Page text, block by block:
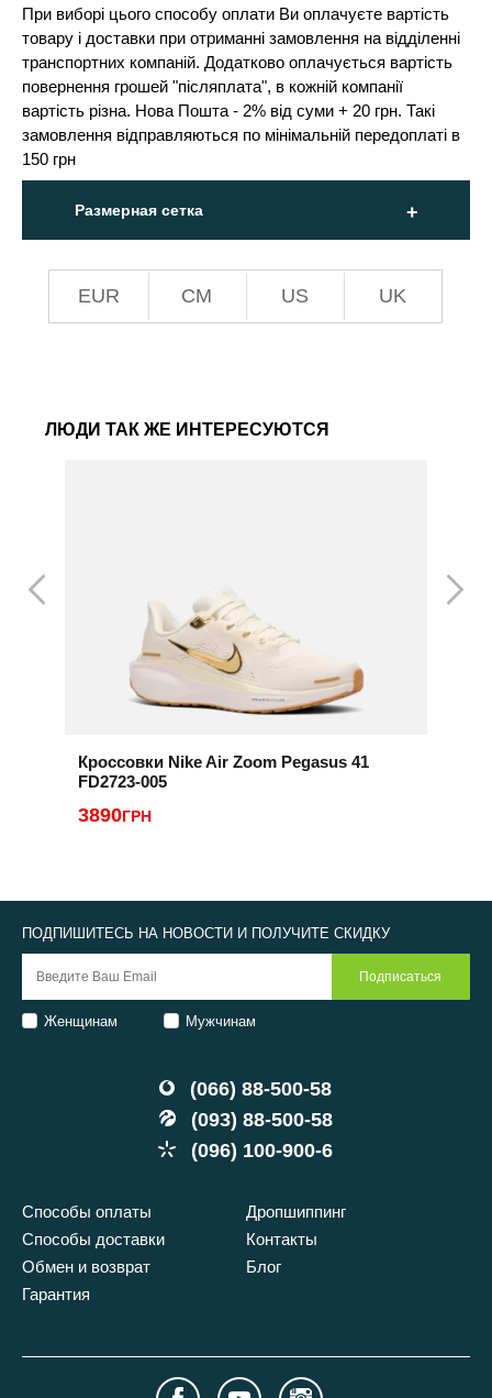
При виборі цього способу оплати Ви оплачуєте вартість
товару і доставки при отриманні замовлення на відділенні
транспортних компаній. Додатково оплачується вартість
повернення грошей "післяплата", в кожній компанії
вартість різна. Нова Пошта - 2% від суми + 20 грн. Такі
замовлення відправляються по мінімальній передоплаті в
150 грн
Размерная сетка
EUR СМ US UK
ЛЮДИ ТАК ЖЕ ИНТЕРЕСУЮТСЯ
Кроссовки Nike Air Zoom Pegasus 41
FD2723-005
3890ГРН
(066) 88-500-58
(093) 88-500-58
(096) 100-900-6
Способы оплаты
Способы доставки
Обмен и возврат
Гарантия
Дропшиппинг
Контакты
Блог
ПОДПИШИТЕСЬ НА НОВОСТИ И ПОЛУЧИТЕ СКИДКУ
Женщинам Мужчинам